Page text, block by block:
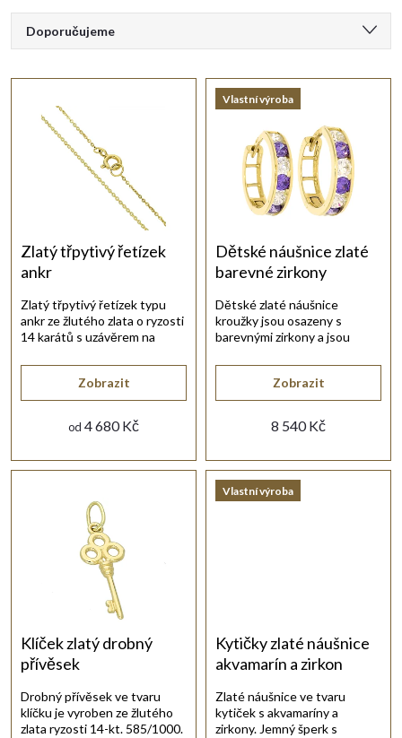
Ř
a
p
r
o
u
Doporučujeme
Nejdražší
Nejprodávanější
Zlatý třpytivý řetízek
ankr
od 4 680 Kč
Zobrazit
Zlatý třpytivý řetízek typu
ankr ze žlutého zlata o ryzosti
14 karátů s uzávěrem na
Vlastní výroba
Dětské náušnice zlaté
barevné zirkony
8 540 Kč
Zobrazit
Dětské zlaté náušnice
kroužky jsou osazeny s
barevnými zirkony a jsou
Klíček zlatý drobný
přívěsek
Drobný přívěsek ve tvaru
klíčku je vyroben ze žlutého
zlata ryzosti 14-kt. 585/1000.
Vlastní výroba
Kytičky zlaté náušnice
akvamarín a zirkon
Zlaté náušnice ve tvaru
kytiček s akvamaríny a
zirkony. Jemný šperk s